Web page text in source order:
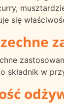
się
składnik w